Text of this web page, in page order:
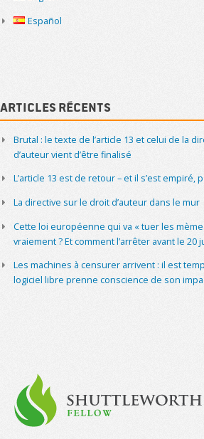
Español
Articles récents
Brutal : le texte de l’article 13 et celui de la
d’auteur vient d’être finalisé
L’article 13 est de retour – et il s’est empiré,
La directive sur le droit d’auteur dans le mur
Cette loi européenne qui va « tuer les
vraiement ? Et comment l’arrêter avant le 20
Les machines à censurer arrivent : il est
logiciel libre prenne conscience de son